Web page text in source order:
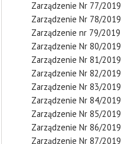
Zarządzenie Nr 77/2019
Zarządzenie Nr 78/2019
Zarządzenie nr 79/2019
Zarządzenie Nr 80/2019
Zarządzenie Nr 81/2019
Zarządzenie Nr 82/2019
Zarządzenie Nr 83/2019
Zarządzenie Nr 84/2019
Zarządzenie Nr 85/2019
Zarządzenie Nr 86/2019
Zarządzenie Nr 87/2019